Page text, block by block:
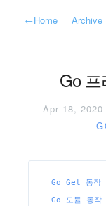
←Home Archive
Go
Apr 18, 2020
Go Get 동작
Go 모듈 동작